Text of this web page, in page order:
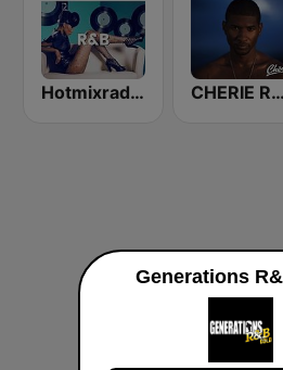
Hotmixradio R&B CHERIE RNB
Generations